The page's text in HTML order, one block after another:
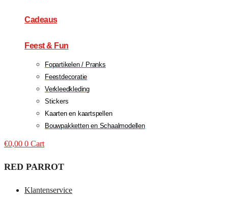
Cadeaus
Feest & Fun
Fopartikelen / Pranks
Feestdecoratie
Verkleedkleding
Stickers
Kaarten en kaartspellen
Bouwpakketten en Schaalmodellen
€0,00 0 Cart
RED PARROT
Klantenservice